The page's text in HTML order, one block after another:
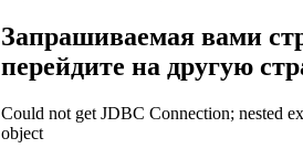
Запрашиваемая вами
перейдите на другую
Could not get JDBC Connection; nested
object